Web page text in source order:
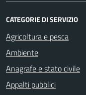
CATEGORIE DI SERVIZIO
Agricoltura e pesca
Ambiente
Anagrafe e stato civile
Appalti pubblici